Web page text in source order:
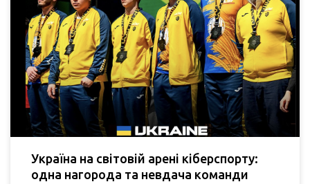
Україна на світовій арені кіберспорту:
одна нагорода та невдача команди